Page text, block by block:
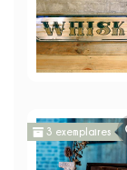
3 exemplaires